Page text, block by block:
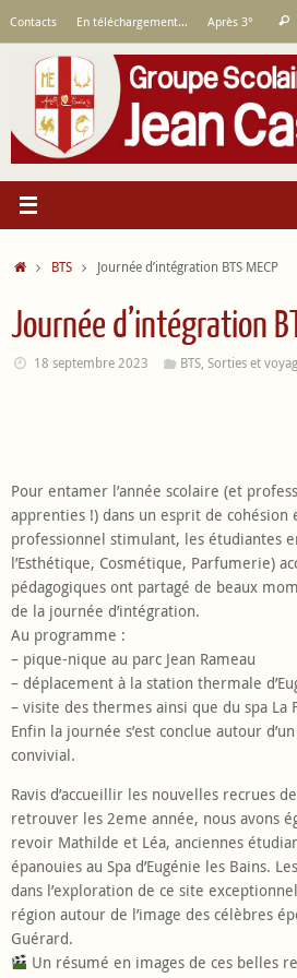
contenu
Contacts En téléchargement… Après 3°
Accueil
BTS Journée d’intégration BTS MECP
Journée d’intégration
18 septembre 2023 BTS,Sorties et
Pour entamer l’année scolaire (et
apprenties !) dans un esprit de cohésion
professionnel stimulant, les étudiantes
l’Esthétique, Cosmétique, Parfumerie)
pédagogiques ont partagé de beaux
de la journée d’intégration.
Au programme :
– pique-nique au parc Jean Rameau
– déplacement à la station thermale
– visite des thermes ainsi que du spa La
Enfin la journée s’est conclue autour
convivial.
Ravis d’accueillir les nouvelles recrues
retrouver les 2eme année, nous avons
revoir Mathilde et Léa, anciennes
épanouies au Spa d’Eugénie les Bains.
dans l’exploration de ce site
région autour de l’image des célèbres
Guérard.
Un résumé en images de ces belles